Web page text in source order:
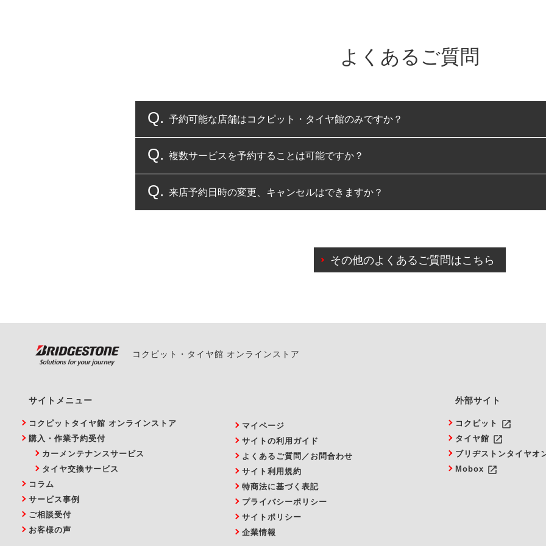
よくあるご質問
予約可能な店舗はコクピット・タイヤ館のみですか？
コクピット・タイヤ館のみとなります。
複数サービスを予約することは可能ですか？
複数サービスのご予約は可能です。
来店予約日時の変更、キャンセルはできますか？
また、やむを得ない事由によりご予約のキャンセルをご希望の際は、直接ご予約いた
その他のよくあるご質問はこちら
コクピット・タイヤ館 オンラインストア
サイトメニュー
コクピットタイヤ館 オンラインストア
購入・作業予約受付
カーメンテナンスサービス
タイヤ交換サービス
コラム
サービス事例
ご相談受付
お客様の声
マイページ
サイトの利用ガイド
よくあるご質問／お問合わせ
サイト利用規約
特商法に基づく表記
プライバシーポリシー
サイトポリシー
企業情報
外部サイト
コクピット launch
タイヤ館 launch
ブリヂストンタイヤオ
Mobox launch